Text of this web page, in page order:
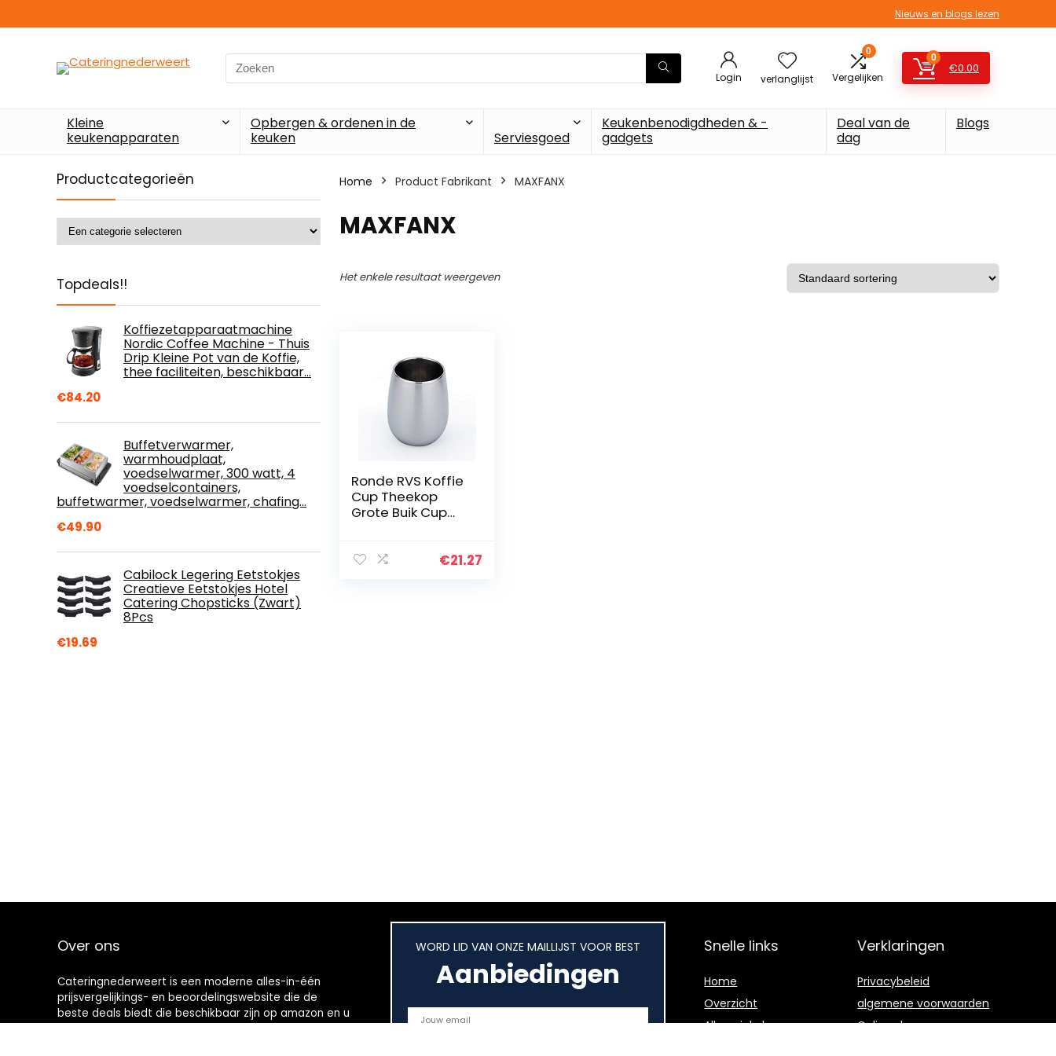
Nieuws en blogs lezen
Search
for:
Login verlanglijst
0
Vergelijken
0
€0.00
Kleine
keukenapparaten
Opbergen & ordenen in de
keuken
Serviesgoed
Keukenbenodigdheden & -
gadgets
Deal van de
dag
Blogs
Productcategorieën
Topdeals!!
Koffiezetapparaatmachine
Nordic Coffee Machine - Thuis
Drip Kleine Pot van de Koffie,
thee faciliteiten, beschikbaar…
€84.20
Buffetverwarmer,
warmhoudplaat,
voedselwarmer, 300 watt, 4
voedselcontainers,
buffetwarmer, voedselwarmer, chafing…
€49.90
Cabilock Legering Eetstokjes
Creatieve Eetstokjes Hotel
Catering Chopsticks (Zwart)
8Pcs
€19.69
Home Product Fabrikant ‎MAXFANX
‎MAXFANX
Het enkele resultaat weergeven
Ronde RVS Koffie
Cup Theekop
Grote Buik Cup
Catering Sap Cup
€21.27
Over ons
Cateringnederweert is een moderne alles-in-één
prijsvergelijkings- en beoordelingswebsite die de
beste deals biedt die beschikbaar zijn op amazon en u
WORD LID VAN ONZE MAILLIJST VOOR BEST
Aanbiedingen
Snelle links
Home
Overzicht
Alles winkelen
Verklaringen
Privacybeleid
algemene voorwaarden
Gelieerde